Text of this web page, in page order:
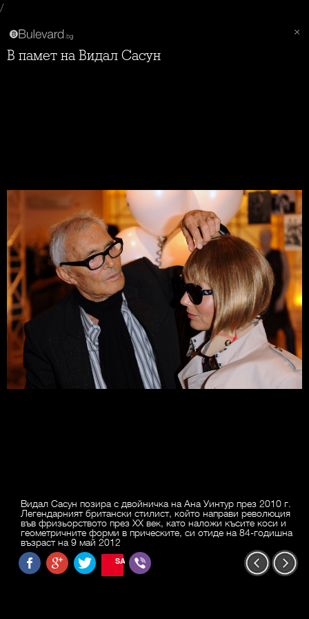
/
В памет на Видал Сасун
Видал Сасун позира с двойничка на Ана Уинтур през 2010 г.
Легендарният британски стилист, който направи революция
във фризьорството през ХХ век, като наложи късите коси и
геометричните форми в прическите, си отиде на 84-годишна
възраст на 9 май 2012
SAVE